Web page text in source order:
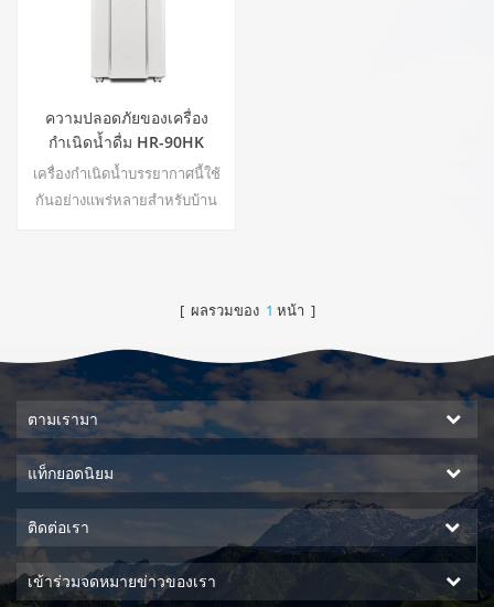
ความปลอดภัยของเครื่อง
กำเนิดน้ำดื่ม HR-90HK
เครื่องกำเนิดน้ำบรรยากาศนี้ใช้
กันอย่างแพร่หลายสำหรับบ้าน
[ ผลรวมของ 1 หน้า ]
ตามเรามา
แท็กยอดนิยม
ติดต่อเรา
เข้าร่วมจดหมายข่าวของเรา